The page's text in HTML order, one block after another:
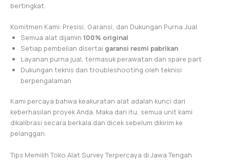
bertingkat.
Komitmen Kami: Presisi, Garansi, dan Dukungan Purna Jual
Semua alat dijamin 100% original
Setiap pembelian disertai garansi resmi pabrikan
Layanan purna jual, termasuk perawatan dan spare part
Dukungan teknis dan troubleshooting oleh teknisi
berpengalaman
Kami percaya bahwa keakuratan alat adalah kunci dari
keberhasilan proyek Anda. Maka dari itu, semua unit kami
dikalibrasi secara berkala dan dicek sebelum dikirim ke
pelanggan.
Tips Memilih Toko Alat Survey Terpercaya di Jawa Tengah